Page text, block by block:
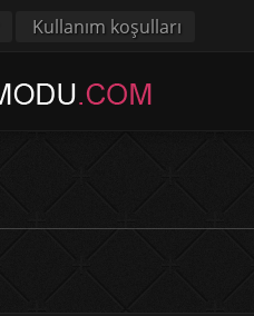
Kullanım koşulları